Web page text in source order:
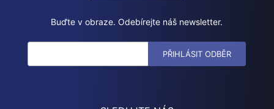
Buďte v obraze. Odebírejte náš newsletter.